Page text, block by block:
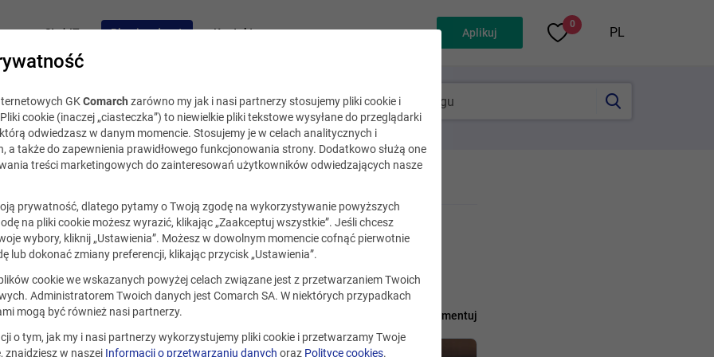
Staż IT Blog i podcast Kontakt Aplikuj
0
PL
że przeoczysz ten artykuł? Może
;)
Skomentuj
GKComarch zarówno my jak i nasi partnerzy stosujemy pliki cookie i
cookie (inaczej „ciasteczka”) to niewielkie pliki tekstowe wysyłane do przeglądarki
odwiedzasz w danym momencie. Stosujemy je w celach analitycznych i
a także do zapewnienia prawidłowego funkcjonowania strony. Dodatkowo służą one
treści marketingowych do zainteresowań użytkowników odwiedzających nasze
prywatność, dlatego pytamy o Twoją zgodę na wykorzystywanie powyższych
na pliki cookie możesz wyrazić, klikając „Zaakceptuj wszystkie”. Jeśli chcesz
wybory, kliknij „Ustawienia”. Możesz w dowolnym momencie cofnąć pierwotnie
lub dokonać zmiany preferencji, klikając przycisk „Ustawienia”.
cookie we wskazanych powyżej celach związane jest z przetwarzaniem Twoich
Administratorem Twoich danych jest Comarch SA. W niektórych przypadkach
mogą być również nasi partnerzy.
o tym, jak my i nasi partnerzy wykorzystujemy pliki cookie i przetwarzamy Twoje
znajdziesz w naszej Informacji o przetwarzaniu danych oraz Polityce cookies.